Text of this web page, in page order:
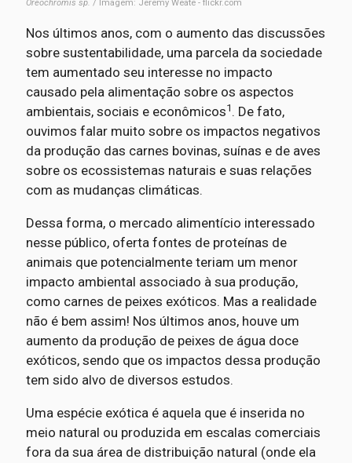
Oreochromis sp. / Imagem: Jeremy Weate - flickr.com
Nos últimos anos, com o aumento das discussões
sobre sustentabilidade, uma parcela da sociedade
tem aumentado seu interesse no impacto
causado pela alimentação sobre os aspectos
ambientais, sociais e econômicos1 . De fato,
ouvimos falar muito sobre os impactos negativos
da produção das carnes bovinas, suínas e de aves
sobre os ecossistemas naturais e suas relações
com as mudanças climáticas.
Dessa forma, o mercado alimentício interessado
nesse público, oferta fontes de proteínas de
animais que potencialmente teriam um menor
impacto ambiental associado à sua produção,
como carnes de peixes exóticos. Mas a realidade
não é bem assim! Nos últimos anos, houve um
aumento da produção de peixes de água doce
exóticos, sendo que os impactos dessa produção
tem sido alvo de diversos estudos.
Uma espécie exótica é aquela que é inserida no
meio natural ou produzida em escalas comerciais
fora da sua área de distribuição natural (onde ela